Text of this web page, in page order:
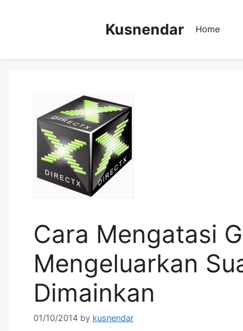
Kusnendar Home
Cara Mengatasi
Mengeluarkan
Dimainkan
01/10/2014 by kusnendar